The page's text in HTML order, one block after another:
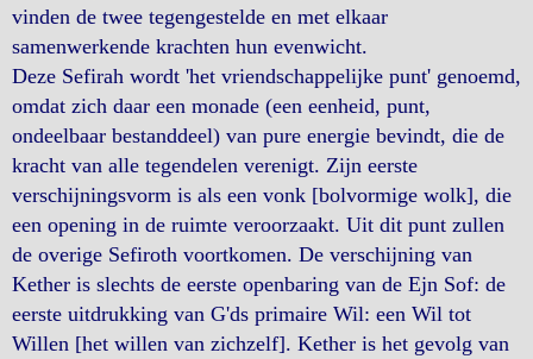
vinden de twee tegengestelde en met elkaar
samenwerkende krachten hun evenwicht.
Deze Sefirah wordt 'het vriendschappelijke punt' genoemd,
omdat zich daar een monade (een eenheid, punt,
ondeelbaar bestanddeel) van pure energie bevindt, die de
kracht van alle tegendelen verenigt. Zijn eerste
verschijningsvorm is als een vonk [bolvormige wolk], die
een opening in de ruimte veroorzaakt. Uit dit punt zullen
de overige Sefiroth voortkomen. De verschijning van
Kether is slechts de eerste openbaring van de Ejn Sof: de
eerste uitdrukking van G'ds primaire Wil: een Wil tot
Willen [het willen van zichzelf]. Kether is het gevolg van